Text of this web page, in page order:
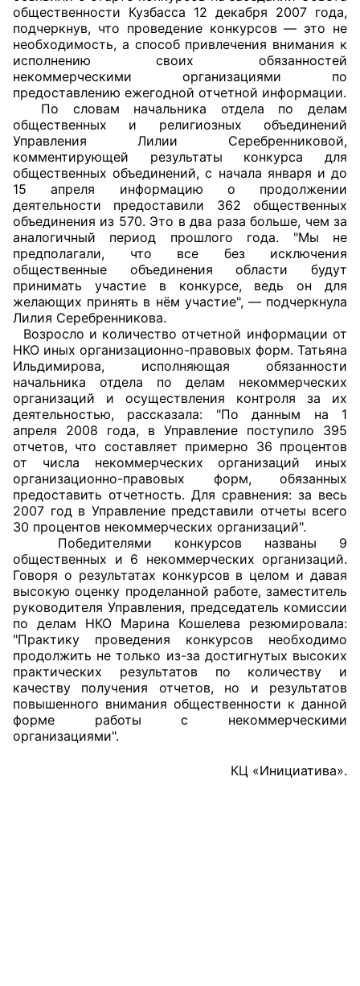
О Палате
Структура Палаты
Комиссии
Экспертный совет ОП КО
Совет ОП КО
Общественный штаб
Члены ОП КО
Документы ОП КО
Регламент ОП КО
Кодекс этики ОП КО
Положения
Соглашения
Рекомендации
Порядок работы ЦОН
Аппарат ОП КО
УСТАВ ГКУ “АППАРАТ ОП КО”
Доходы руководителя за 2024 г.
общественности Кузбасса 12 декабря 2007 года,
подчеркнув, что проведение конкурсов — это не
необходимость, а способ привлечения внимания к
исполнению своих обязанностей
некоммерческими организациями по
предоставлению ежегодной отчетной информации.
По словам начальника отдела по делам
общественных и религиозных объединений
Управления Лилии Серебренниковой,
комментирующей результаты конкурса для
общественных объединений, с начала января и до
15 апреля информацию о продолжении
деятельности предоставили 362 общественных
объединения из 570. Это в два раза больше, чем за
аналогичный период прошлого года. "Мы не
предполагали, что все без исключения
общественные объединения области будут
принимать участие в конкурсе, ведь он для
желающих принять в нём участие", — подчеркнула
Лилия Серебренникова.
Возросло и количество отчетной информации от
НКО иных организационно-правовых форм. Татьяна
Ильдимирова, исполняющая обязанности
начальника отдела по делам некоммерческих
организаций и осуществления контроля за их
деятельностью, рассказала: "По данным на 1
апреля 2008 года, в Управление поступило 395
отчетов, что составляет примерно 36 процентов
от числа некоммерческих организаций иных
организационно-правовых форм, обязанных
предоставить отчетность. Для сравнения: за весь
2007 год в Управление представили отчеты всего
30 процентов некоммерческих организаций".
Победителями конкурсов названы 9
общественных и 6 некоммерческих организаций.
Говоря о результатах конкурсов в целом и давая
высокую оценку проделанной работе, заместитель
руководителя Управления, председатель комиссии
по делам НКО Марина Кошелева резюмировала:
"Практику проведения конкурсов необходимо
продолжить не только из-за достигнутых высоких
практических результатов по количеству и
качеству получения отчетов, но и результатов
повышенного внимания общественности к данной
форме работы с некоммерческими
организациями".
КЦ «Инициатива».